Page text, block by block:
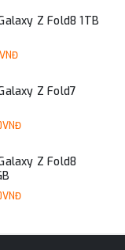
Z Fold8 1TB
Z Fold7
Z Fold8